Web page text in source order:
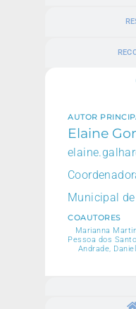
AUTOR
Elaine
Municipal
COAUTORES
Marianna
Pessoa dos
Andrade,